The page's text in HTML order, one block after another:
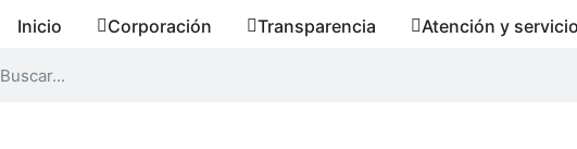
Inicio Corporación Transparencia Atención y